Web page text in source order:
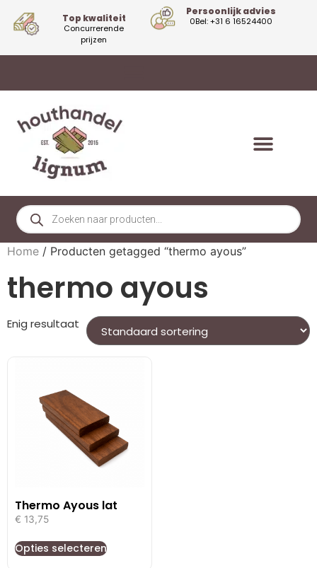
Top kwaliteit
Concurrerende
prijzen
Persoonlijk advies
0Bel: +31 6 16524400
Home / Producten getagged “thermo ayous”
thermo ayous
Enig resultaat
Thermo Ayous lat
€ 13,75
Opties selecteren